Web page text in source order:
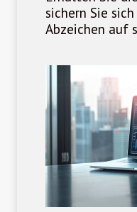
sichern Sie
Abzeichen auf